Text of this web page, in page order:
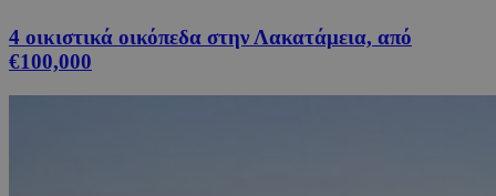
4 οικιστικά οικόπεδα στην Λακατάμεια, από
€100,000